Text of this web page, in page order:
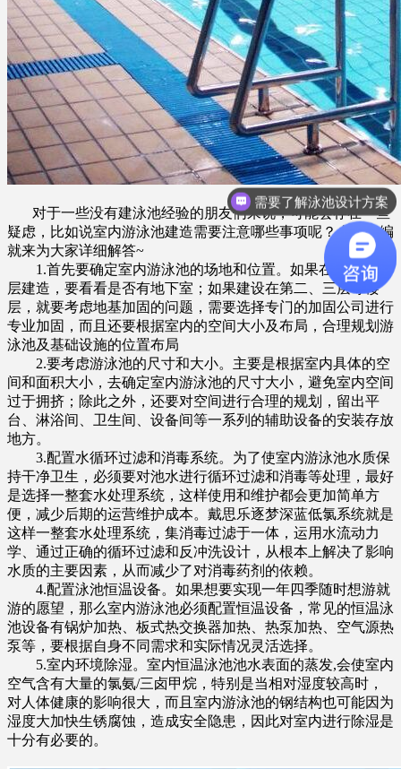
对于一些没有建泳池经验的朋友们来说，可能会存在一些
疑虑，比如说室内游泳池建造需要注意哪些事项呢？今天小编
就来为大家详细解答~
1.首先要确定室内游泳池的场地和位置。如果在楼体第一
层建造，要看看是否有地下室；如果建设在第二、三层等楼
层，就要考虑地基加固的问题，需要选择专门的加固公司进行
专业加固，而且还要根据室内的空间大小及布局，合理规划游
泳池及基础设施的位置布局
2.要考虑游泳池的尺寸和大小。主要是根据室内具体的空
间和面积大小，去确定室内游泳池的尺寸大小，避免室内空间
过于拥挤；除此之外，还要对空间进行合理的规划，留出平
台、淋浴间、卫生间、设备间等一系列的辅助设备的安装存放
地方。
3.配置水循环过滤和消毒系统。为了使室内游泳池水质保
持干净卫生，必须要对池水进行循环过滤和消毒等处理，最好
是选择一整套水处理系统，这样使用和维护都会更加简单方
便，减少后期的运营维护成本。戴思乐逐梦深蓝低氯系统就是
这样一整套水处理系统，集消毒过滤于一体，运用水流动力
学、通过正确的循环过滤和反冲洗设计，从根本上解决了影响
水质的主要因素，从而减少了对消毒药剂的依赖。
4.配置泳池恒温设备。如果想要实现一年四季随时想游就
游的愿望，那么室内游泳池必须配置恒温设备，常见的恒温泳
池设备有锅炉加热、板式热交换器加热、热泵加热、空气源热
泵等，要根据自身不同需求和实际情况灵活选择。
5.室内环境除湿。室内恒温泳池池水表面的蒸发,会使室内
空气含有大量的氯氨/三卤甲烷，特别是当相对湿度较高时，
对人体健康的影响很大，而且室内游泳池的钢结构也可能因为
湿度大加快生锈腐蚀，造成安全隐患，因此对室内进行除湿是
十分有必要的。
需要了解泳池设计方案